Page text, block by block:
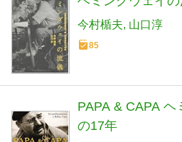
今村楯夫 山口淳
85
PAPA & CAPA
の17年